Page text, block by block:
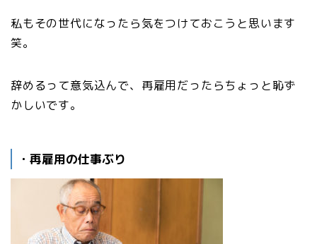
私もその世代になったら気をつけておこうと思います
笑。
辞めるって意気込んで、再雇用だったらちょっと恥ず
かしいです。
・再雇用の仕事ぶり